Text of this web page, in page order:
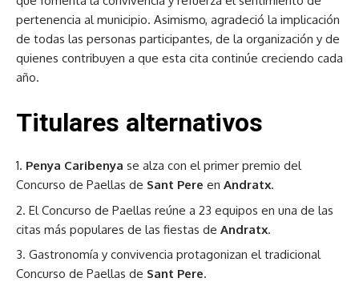
pertenencia al municipio. Asimismo, agradeció la implicación
de todas las personas participantes, de la organización y de
quienes contribuyen a que esta cita continúe creciendo cada
año.
Titulares alternativos
Penya Caribenya se alza con el primer premio del
Concurso de Paellas de Sant Pere en Andratx.
El Concurso de Paellas reúne a 23 equipos en una de las
citas más populares de las fiestas de Andratx.
Gastronomía y convivencia protagonizan el tradicional
Concurso de Paellas de Sant Pere.